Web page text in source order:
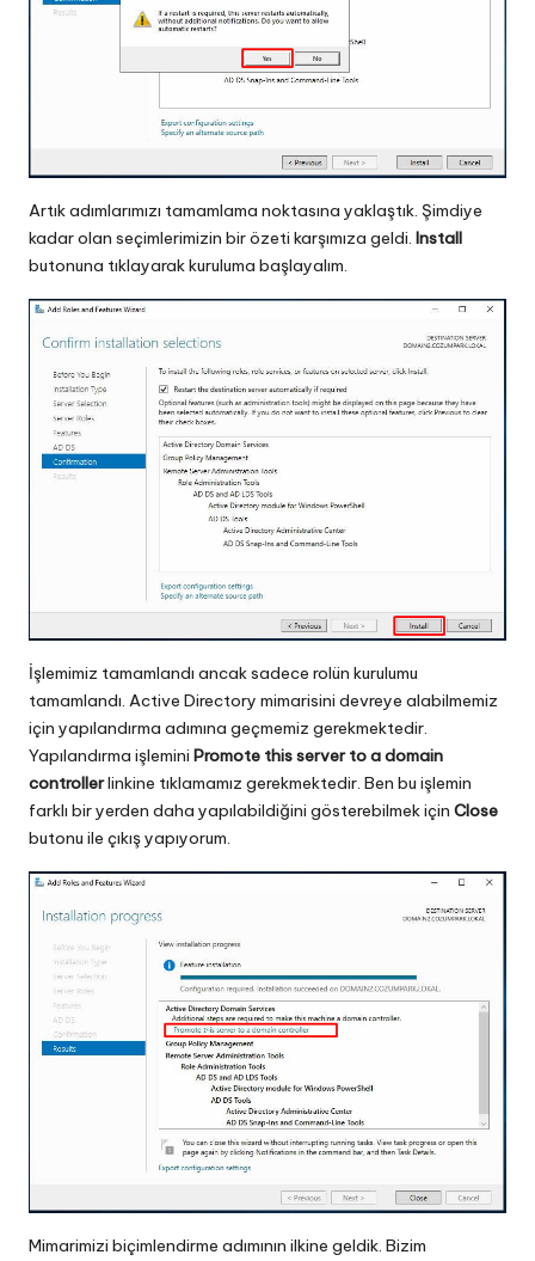
Artık adımlarımızı tamamlama noktasına yaklaştık. Şimdiye
kadar olan seçimlerimizin bir özeti karşımıza geldi. Install
butonuna tıklayarak kuruluma başlayalım.
İşlemimiz tamamlandı ancak sadece rolün kurulumu
tamamlandı. Active Directory mimarisini devreye alabilmemiz
için yapılandırma adımına geçmemiz gerekmektedir.
Yapılandırma işlemini Promote this server to a domain
controllerlinkine tıklamamız gerekmektedir. Ben bu işlemin
farklı bir yerden daha yapılabildiğini gösterebilmek için Close
butonu ile çıkış yapıyorum.
Mimarimizi biçimlendirme adımının ilkine geldik. Bizim